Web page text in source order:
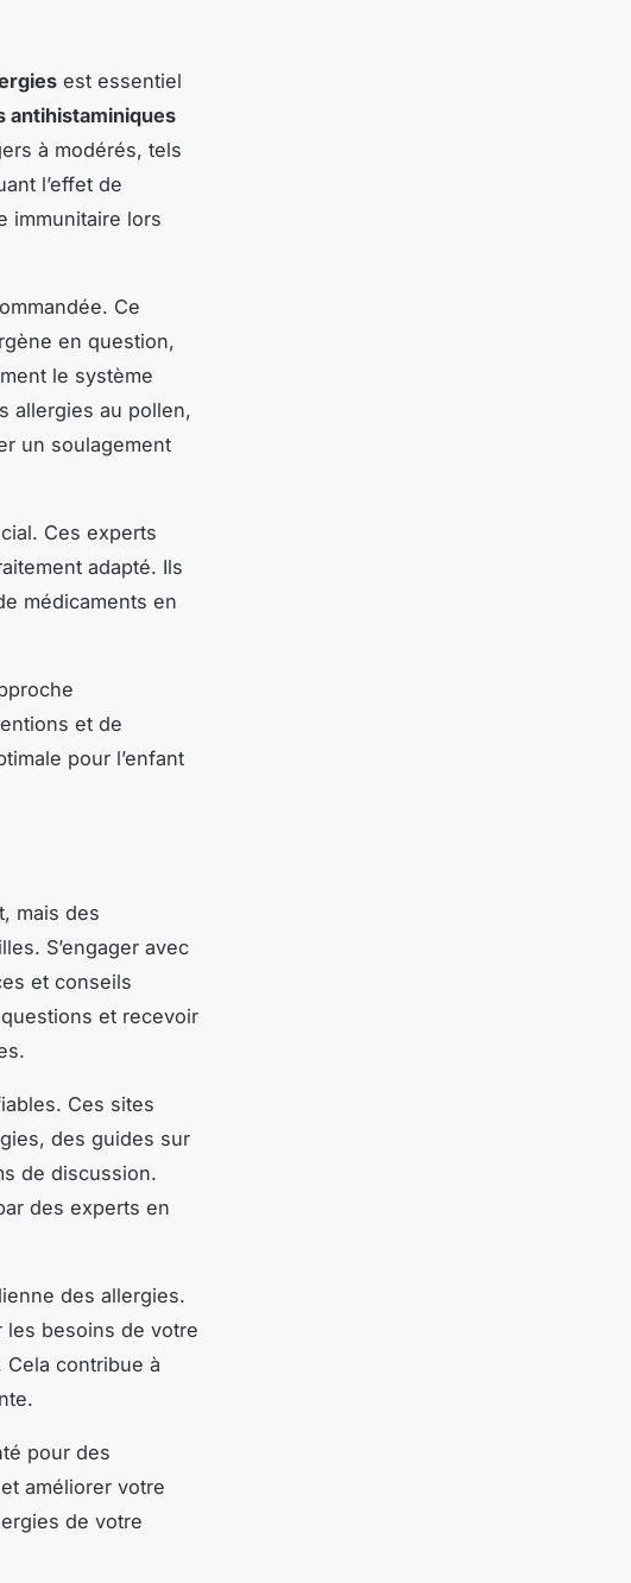
est essentiel
antihistaminiques
à modérés, tels
l’effet de
immunitaire lors
Ce
en question,
le système
allergies au pollen,
un soulagement
Ces experts
adapté. Ils
médicaments en
et de
pour l’enfant
mais des
S’engager avec
et conseils
et recevoir
Ces sites
des guides sur
de discussion.
des experts en
des allergies.
les besoins de votre
contribue à
pour des
améliorer votre
de votre